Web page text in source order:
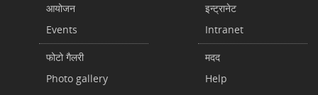
आयोजन
Events
फोटो गैलरी
Photo gallery
इन्ट्रानेट
Intranet
मदद
Help